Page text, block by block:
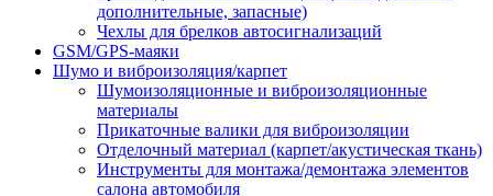
дополнительные, запасные)
Чехлы для брелков автосигнализаций
GSM/GPS-маяки
Шумо и виброизоляция/карпет
Шумоизоляционные и виброизоляционные
материалы
Прикаточные валики для виброизоляции
Отделочный материал (карпет/акустическая ткань)
Инструменты для монтажа/демонтажа элементов
салона автомобиля